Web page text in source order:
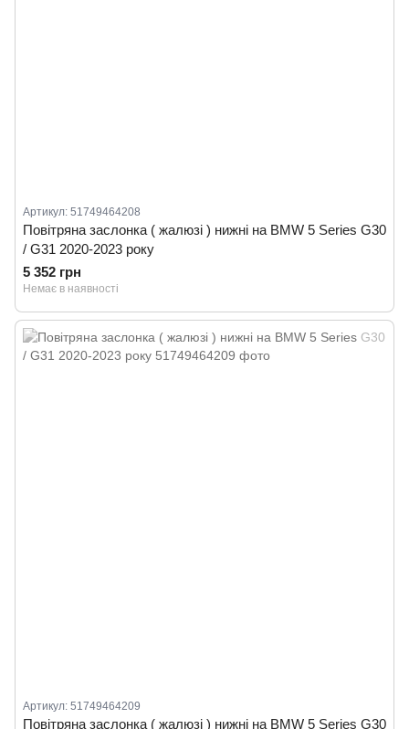
Артикул: 51749464208
Повітряна заслонка ( жалюзі ) нижні на BMW 5 Series G30
/ G31 2020-2023 року
5 352 грн
Немає в наявності
Артикул: 51749464209
Повітряна заслонка ( жалюзі ) нижні на BMW 5 Series G30